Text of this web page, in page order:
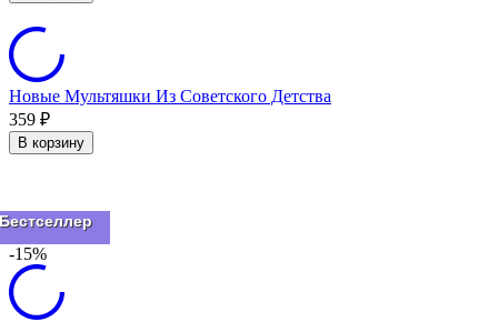
Новые Мультяшки Из Советского Детства
359 ₽
В корзину
Бестселлер
-15%